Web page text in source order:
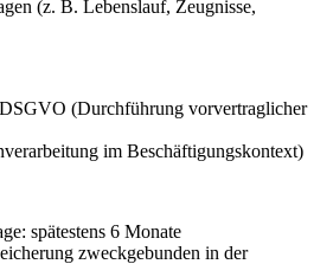
(z. B. Lebenslauf, Zeugnisse,
(Durchführung vorvertraglicher
im Beschäftigungskontext)
spätestens 6 Monate
zweckgebunden in der